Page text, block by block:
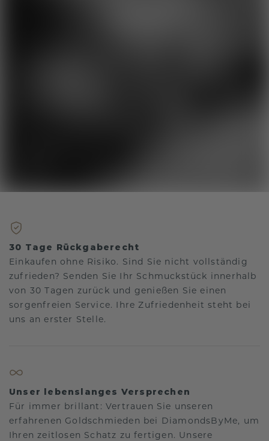
30 Tage Rückgaberecht
Einkaufen ohne Risiko. Sind Sie nicht vollständig
zufrieden? Senden Sie Ihr Schmuckstück innerhalb
von 30 Tagen zurück und genießen Sie einen
sorgenfreien Service. Ihre Zufriedenheit steht bei
uns an erster Stelle.
Unser lebenslanges Versprechen
Für immer brillant: Vertrauen Sie unseren
erfahrenen Goldschmieden bei DiamondsByMe, um
Ihren zeitlosen Schatz zu fertigen. Unsere